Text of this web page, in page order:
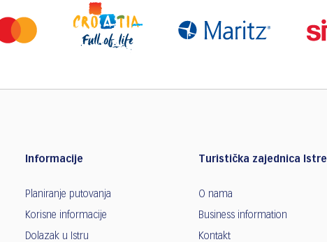
Informacije
Planiranje putovanja
Korisne informacije
Dolazak u Istru
Turistička zajednica Istre
O nama
Business information
Kontakt